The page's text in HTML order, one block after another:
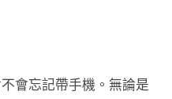
會忘記帶手機。無論是